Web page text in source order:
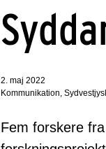
2. maj 2022
Kommunikation,
Fem forskere